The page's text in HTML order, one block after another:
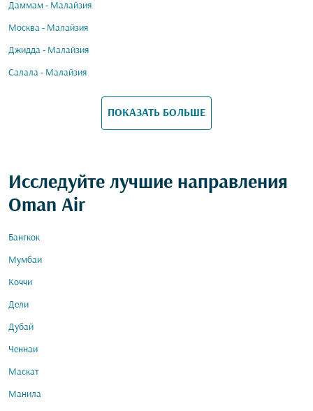
Даммам - Малайзия
Москва - Малайзия
Джидда - Малайзия
Салала - Малайзия
ПОКАЗАТЬ БОЛЬШЕ
Исследуйте лучшие направления
Oman Air
Бангкок
Мумбаи
Коччи
Дели
Дубай
Ченнаи
Маскат
Манила